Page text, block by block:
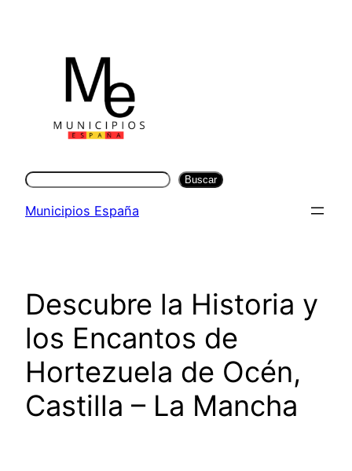
contenido
Buscar Buscar
Municipios España
Descubre la Historia y
los Encantos de
Hortezuela de Océn,
Castilla – La Mancha